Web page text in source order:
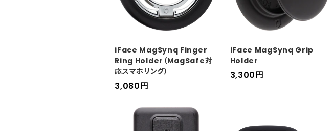
iFace MagSynq Finger
Ring Holder（MagSafe対
応スマホリング）
セ
3,080円
iFace MagSynq Grip
Holder
セ
3,300円